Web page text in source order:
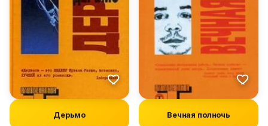
Дерьмо Вечная полночь